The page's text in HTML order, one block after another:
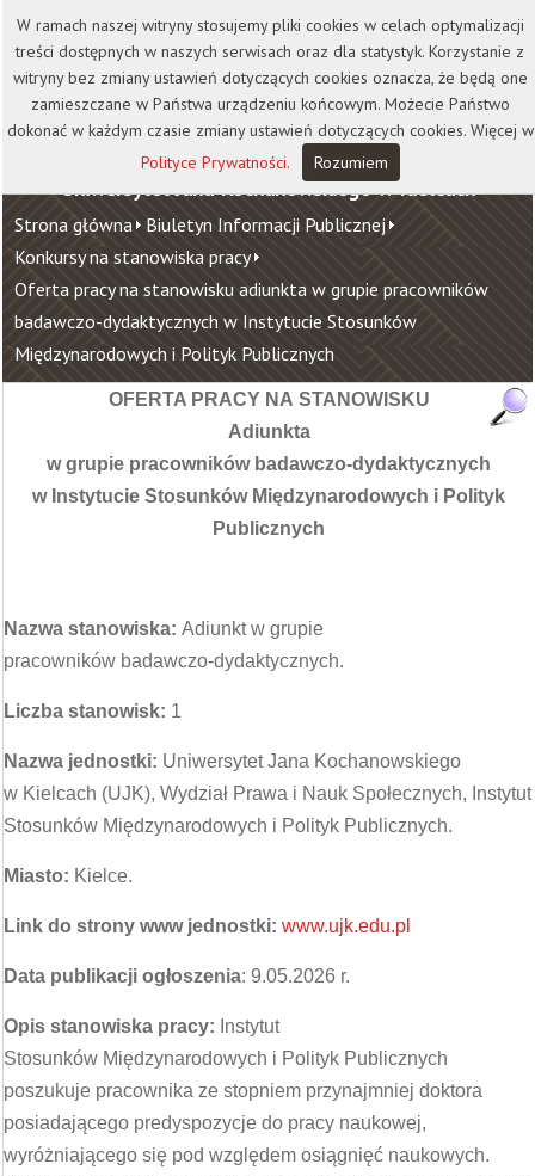
Kontakt Biblioteka
Wydawnictwo
Wirtualna Uczelnia
Uniwersytet Jana Kochanowskiego w Kielcach
Strona główna Biuletyn Informacji Publicznej
Konkursy na stanowiska pracy
Oferta pracy na stanowisku adiunkta w grupie pracowników
badawczo-dydaktycznych w Instytucie Stosunków
Międzynarodowych i Polityk Publicznych
OFERTA PRACY NA STANOWISKU
Adiunkta
w grupie pracowników badawczo-dydaktycznych
w Instytucie Stosunków Międzynarodowych i Polityk
Publicznych
Nazwa stanowiska: Adiunkt w grupie
pracowników badawczo-dydaktycznych.
Liczba stanowisk: 1
Nazwa jednostki: Uniwersytet Jana Kochanowskiego
w Kielcach (UJK), Wydział Prawa i Nauk Społecznych, Instytut
Stosunków Międzynarodowych i Polityk Publicznych.
Miasto: Kielce.
Link do strony www jednostki: www.ujk.edu.pl
Data publikacji ogłoszenia: 9.05.2026 r.
Opis stanowiska pracy: Instytut
Stosunków Międzynarodowych i Polityk Publicznych
poszukuje pracownika ze stopniem przynajmniej doktora
posiadającego predyspozycje do pracy naukowej,
wyróżniającego się pod względem osiągnięć naukowych.
W ramach naszej witryny stosujemy pliki cookies w celach optymalizacji
treści dostępnych w naszych serwisach oraz dla statystyk. Korzystanie z
witryny bez zmiany ustawień dotyczących cookies oznacza, że będą one
zamieszczane w Państwa urządzeniu końcowym. Możecie Państwo
dokonać w każdym czasie zmiany ustawień dotyczących cookies. Więcej w
Polityce Prywatności. Rozumiem